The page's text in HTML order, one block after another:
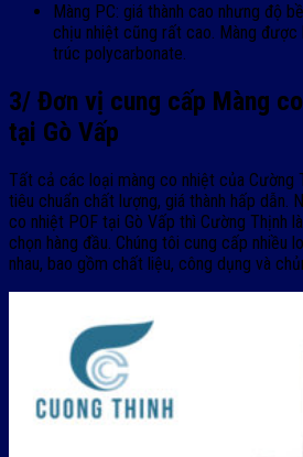
Màng PC: giá thành cao nhưng độ
chịu nhiệt cũng rất cao. Màng
trúc polycarbonate.
3/ Đơn vị cung cấp Màng
tại Gò Vấp
Tất cả các loại màng co nhiệt của Cường
tiêu chuẩn chất lượng, giá thành hấp dẫn.
co nhiệt POF tại Gò Vấp thì Cường Thịnh
chọn hàng đầu. Chúng tôi cung cấp nhiều
nhau, bao gồm chất liệu, công dụng và